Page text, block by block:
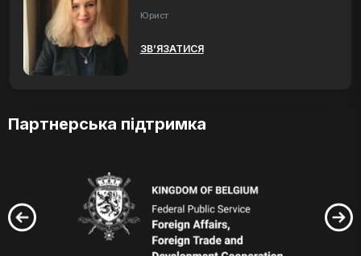
Юрист
ЗВ’ЯЗАТИСЯ
Партнерська підтримка